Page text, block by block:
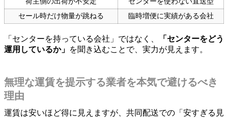
セール時だけ物量が跳ねる
臨時増便に実績がある会社
「センターを持っている会社」ではなく、
「センターをどう
運用しているか」 を聞き込むことで、実力が見えます。
無理な運賃を提示する業者を本気で避けるべき
理由
運賃は安いほど得に見えますが、共同配送での「安すぎる見